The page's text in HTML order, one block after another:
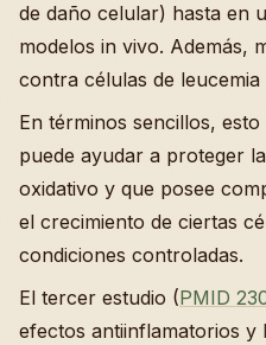
de daño celular) hasta en
modelos in vivo. Además,
contra células de leucemia
En términos sencillos,
puede ayudar a proteger
oxidativo y que posee
el crecimiento de ciertas
condiciones controladas.
El tercer estudio (PMID
efectos antiinflamatorios y